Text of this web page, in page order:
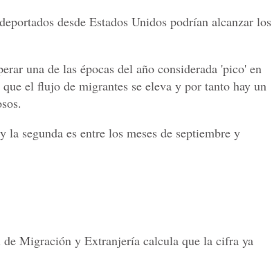
desde Estados Unidos podrían alcanzar los
una de las épocas del año considerada 'pico' en
el flujo de migrantes se eleva y por tanto hay un
segunda es entre los meses de septiembre y
Migración y Extranjería calcula que la cifra ya